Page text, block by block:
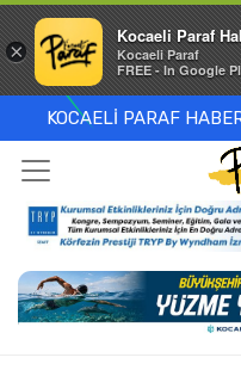
KOCAELİ PARAF
×
Kocaeli Paraf
Kocaeli Paraf
FREE - In Google